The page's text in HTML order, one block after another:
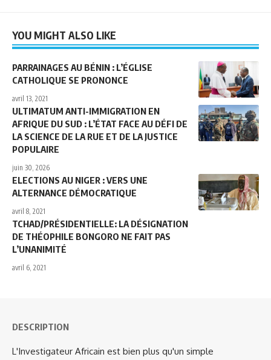
YOU MIGHT ALSO LIKE
PARRAINAGES AU BÉNIN : L’ÉGLISE
CATHOLIQUE SE PRONONCE
avril 13, 2021
ULTIMATUM ANTI-IMMIGRATION EN
AFRIQUE DU SUD : L’ÉTAT FACE AU DÉFI DE
LA SCIENCE DE LA RUE ET DE LA JUSTICE
POPULAIRE
juin 30, 2026
ELECTIONS AU NIGER : VERS UNE
ALTERNANCE DÉMOCRATIQUE
avril 8, 2021
TCHAD/PRÉSIDENTIELLE: LA DÉSIGNATION
DE THÉOPHILE BONGORO NE FAIT PAS
L’UNANIMITÉ
avril 6, 2021
DESCRIPTION
L'Investigateur Africain est bien plus qu'un simple